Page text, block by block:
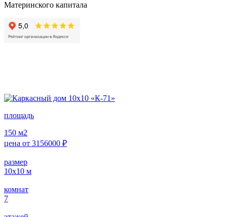
Материнского капитала
площадь
150 м2
цена от 3156000 ₽
размер
10х10 м
комнат
7